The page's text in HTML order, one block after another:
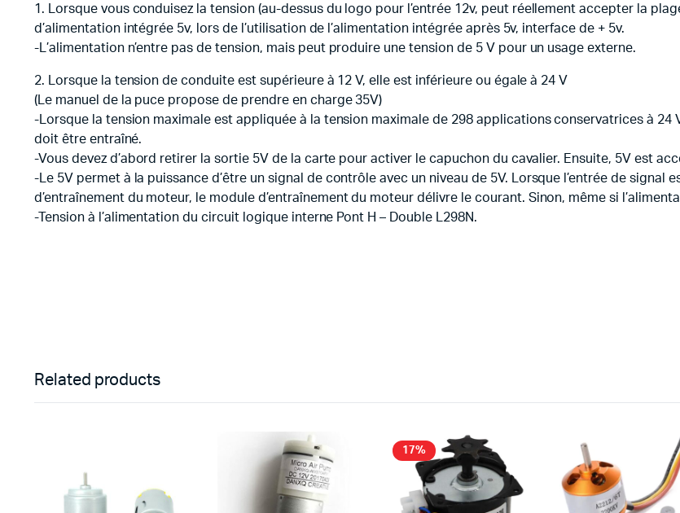
1. Lorsque vous conduisez la tension (au-dessus du logo pour l’entrée 12v, peut réellement accepter la
d’alimentation intégrée 5v, lors de l’utilisation de l’alimentation intégrée après 5v, interface de + 5v.
-L’alimentation n’entre pas de tension, mais peut produire une tension de 5 V pour un usage externe.
2. Lorsque la tension de conduite est supérieure à 12 V, elle est inférieure ou égale à 24 V
(Le manuel de la puce propose de prendre en charge 35V)
-Lorsque la tension maximale est appliquée à la tension maximale de 298 applications conservatrices à 24
doit être entraîné.
-Vous devez d’abord retirer la sortie 5V de la carte pour activer le capuchon du cavalier. Ensuite, 5V est
-Le 5V permet à la puissance d’être un signal de contrôle avec un niveau de 5V. Lorsque l’entrée de
d’entraînement du moteur, le module d’entraînement du moteur délivre le courant. Sinon, même si
-Tension à l’alimentation du circuit logique interne Pont H – Double L298N.
Related products
17%